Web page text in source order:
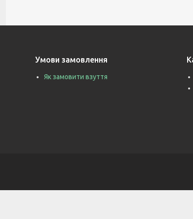
Умови замовлення
Як замовити взуття